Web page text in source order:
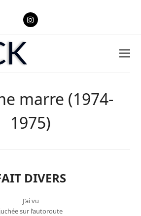
Instagram
marre (1974-
1975)
DIVERS
J’ai vu
juchée sur l’autoroute